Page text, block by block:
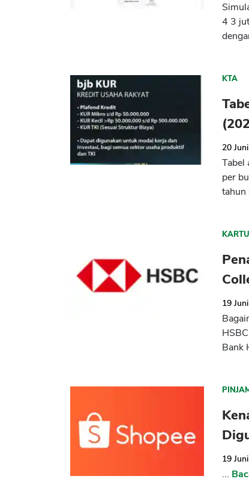
4 3
KTA
20
Tabel
per
tahun
19
Bank
19
...